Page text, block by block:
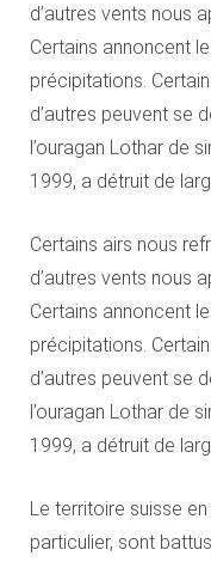
d’autres vents nous
Certains annoncent
précipitations.
d’autres peuvent se
l’ouragan Lothar de
1999, a détruit de
Certains airs nous
d’autres vents nous
Certains annoncent
précipitations.
d’autres peuvent se
l’ouragan Lothar de
1999, a détruit de
Le territoire suisse
particulier, sont